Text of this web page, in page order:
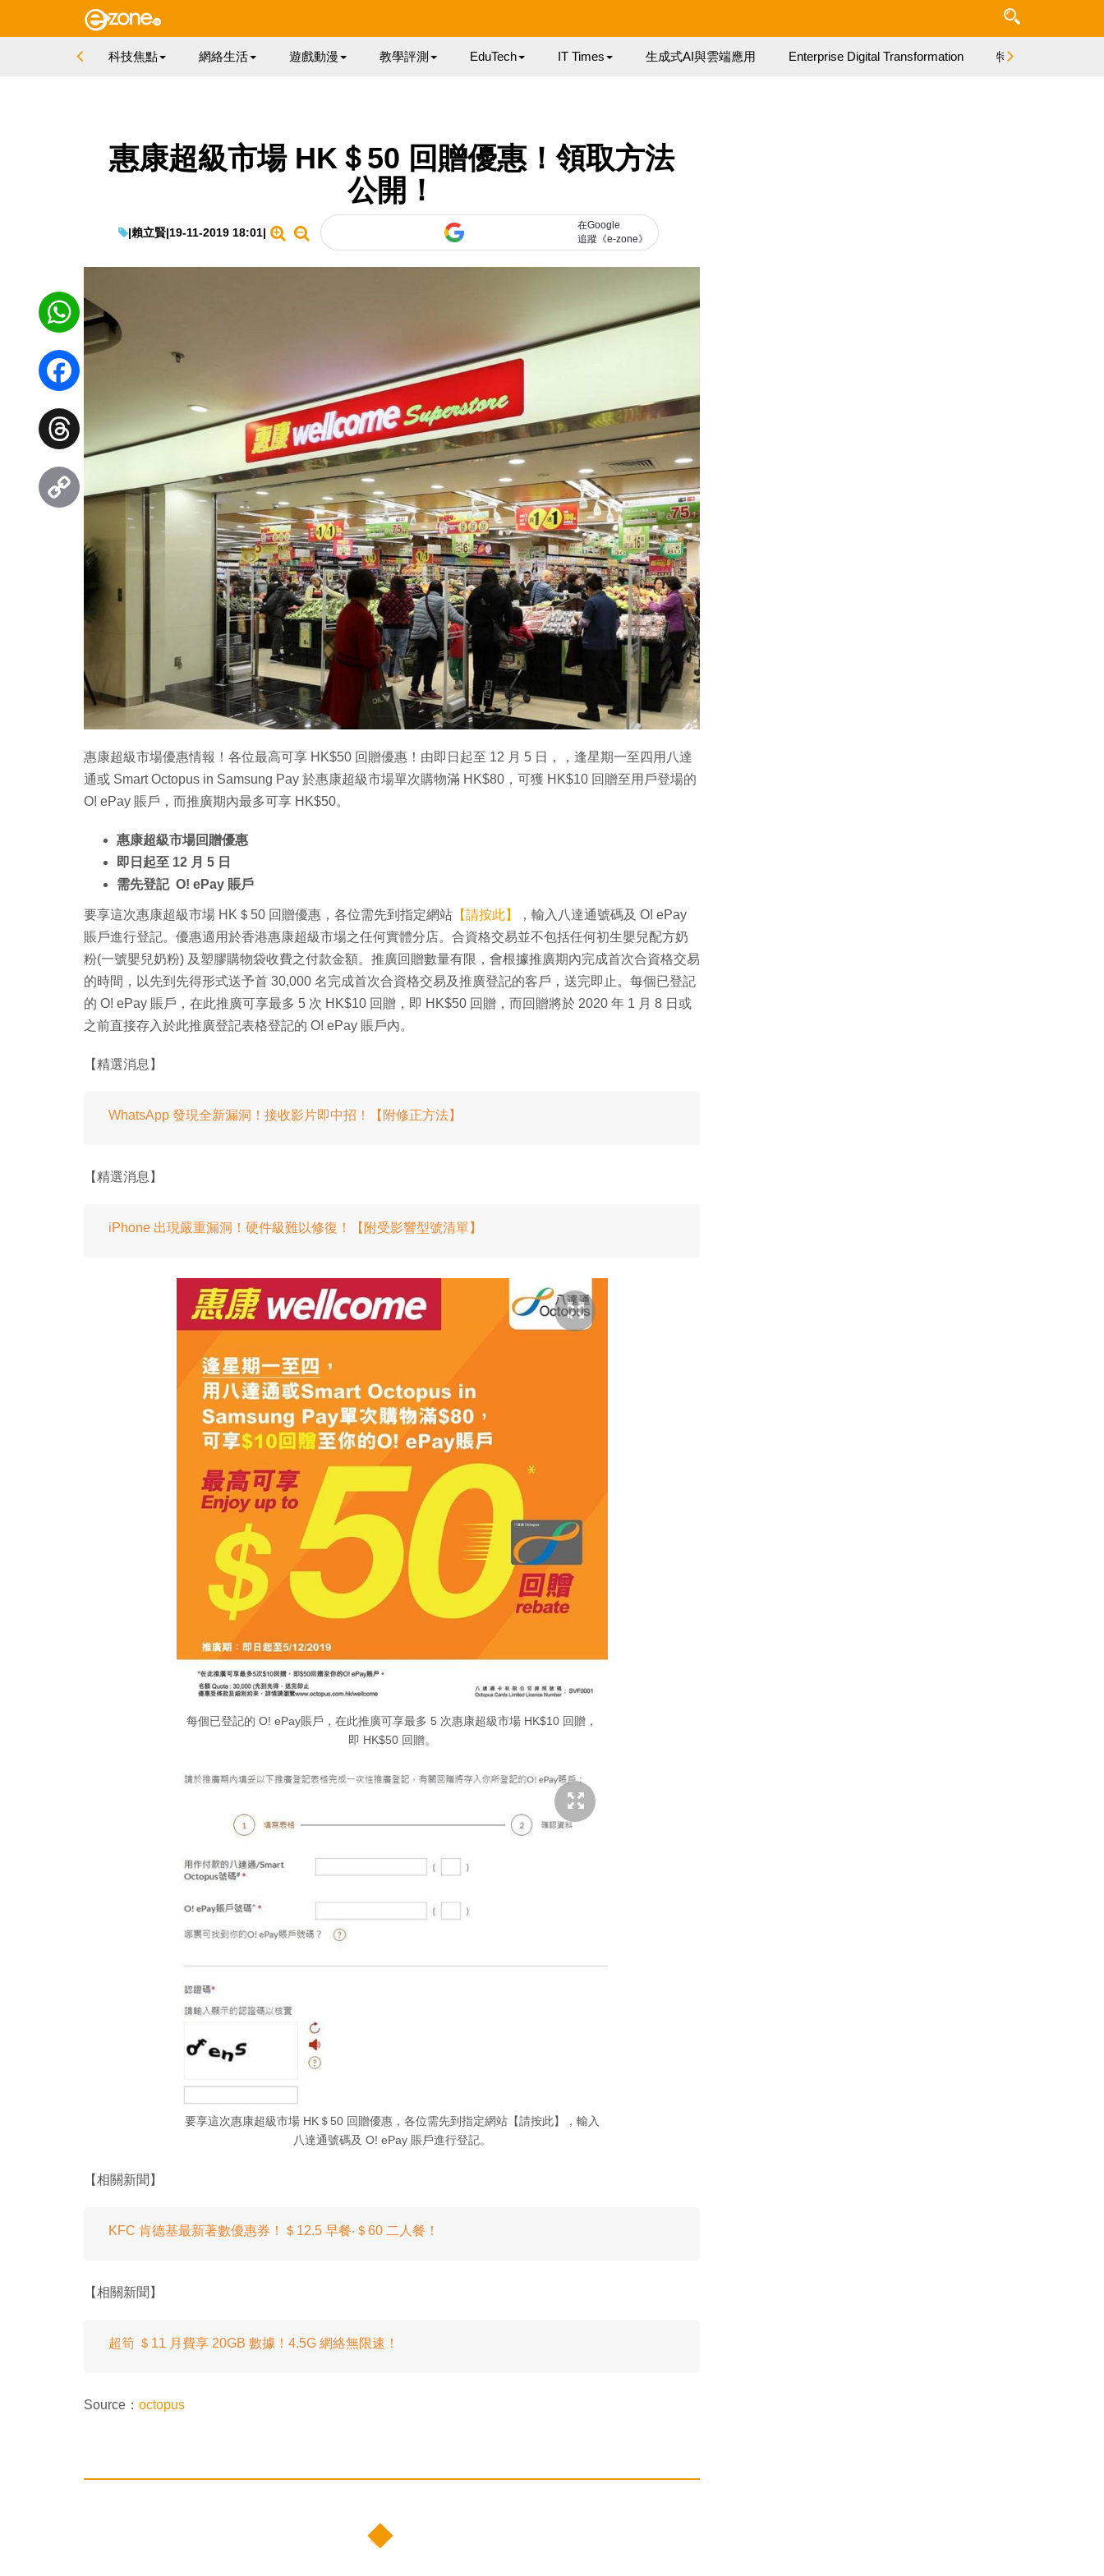
科技焦點 網絡生活 遊戲動漫 教學評測 EduTech IT Times 生成式AI與雲端應用 Enterprise Digital Transformation 特集
惠康超級市場 HK＄50 回贈優惠！領取方法
公開！
|賴立賢|19-11-2019 18:01|
在Google
追蹤《e-zone》
惠康超級市場優惠情報！各位最高可享 HK$50 回贈優惠！由即日起至 12 月 5 日，，逢星期一至四用八達
通或 Smart Octopus in Samsung Pay 於惠康超級市場單次購物滿 HK$80，可獲 HK$10 回贈至用戶登場的
O! ePay 賬戶，而推廣期內最多可享 HK$50。
惠康超級市場回贈優惠
即日起至 12 月 5 日
需先登記 O! ePay 賬戶
要享這次惠康超級市場 HK＄50 回贈優惠，各位需先到指定網站 【請按此】
，輸入八達通號碼及 O! ePay
賬戶進行登記。優惠適用於香港惠康超級市場之任何實體分店。合資格交易並不包括任何初生嬰兒配方奶
粉(一號嬰兒奶粉) 及塑膠購物袋收費之付款金額。推廣回贈數量有限，會根據推廣期內完成首次合資格交易
的時間，以先到先得形式送予首 30,000 名完成首次合資格交易及推廣登記的客戶，送完即止。每個已登記
的 O! ePay 賬戶，在此推廣可享最多 5 次 HK$10 回贈，即 HK$50 回贈，而回贈將於 2020 年 1 月 8 日或
之前直接存入於此推廣登記表格登記的 O! ePay 賬戶內。
【精選消息】
WhatsApp 發現全新漏洞！接收影片即中招！【附修正方法】
【精選消息】
iPhone 出現嚴重漏洞！硬件級難以修復！【附受影響型號清單】
每個已登記的 O! ePay賬戶，在此推廣可享最多 5 次惠康超級市場 HK$10 回贈，
即 HK$50 回贈。
要享這次惠康超級市場 HK＄50 回贈優惠，各位需先到指定網站【請按此】，輸入
八達通號碼及 O! ePay 賬戶進行登記。
【相關新聞】
KFC 肯德基最新著數優惠券！＄12.5 早餐‧＄60 二人餐！
【相關新聞】
超筍 ＄11 月費享 20GB 數據！4.5G 網絡無限速！
Source： octopus
WhatsApp
Facebook
Threads
Link